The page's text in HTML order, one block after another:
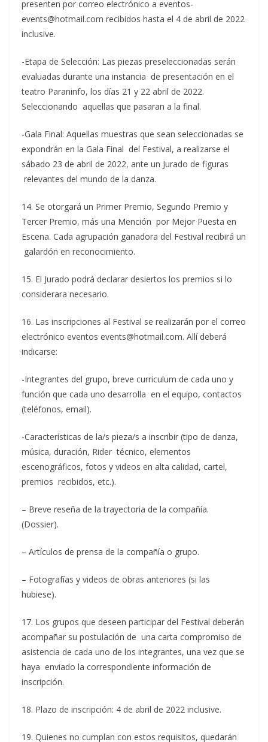
presenten por correo electrónico a eventos-
events@hotmail.com recibidos hasta el 4 de abril de 2022
inclusive.
-Etapa de Selección: Las piezas preseleccionadas serán
evaluadas durante una instancia de presentación en el
teatro Paraninfo, los días 21 y 22 abril de 2022.
Seleccionando aquellas que pasaran a la final.
-Gala Final: Aquellas muestras que sean seleccionadas se
expondrán en la Gala Final del Festival, a realizarse el
sábado 23 de abril de 2022, ante un Jurado de figuras
relevantes del mundo de la danza.
14. Se otorgará un Primer Premio, Segundo Premio y
Tercer Premio, más una Mención por Mejor Puesta en
Escena. Cada agrupación ganadora del Festival recibirá un
galardón en reconocimiento.
15. El Jurado podrá declarar desiertos los premios si lo
considerara necesario.
16. Las inscripciones al Festival se realizarán por el correo
electrónico eventos events@hotmail.com. Allí deberá
indicarse:
-Integrantes del grupo, breve curriculum de cada uno y
función que cada uno desarrolla en el equipo, contactos
(teléfonos, email).
-Características de la/s pieza/s a inscribir (tipo de danza,
música, duración, Rider técnico, elementos
escenográficos, fotos y videos en alta calidad, cartel,
premios recibidos, etc.).
– Breve reseña de la trayectoria de la compañía.
(Dossier).
– Artículos de prensa de la compañía o grupo.
– Fotografías y videos de obras anteriores (si las
hubiese).
17. Los grupos que deseen participar del Festival deberán
acompañar su postulación de una carta compromiso de
asistencia de cada uno de los integrantes, una vez que se
haya enviado la correspondiente información de
inscripción.
18. Plazo de inscripción: 4 de abril de 2022 inclusive.
19. Quienes no cumplan con estos requisitos, quedarán